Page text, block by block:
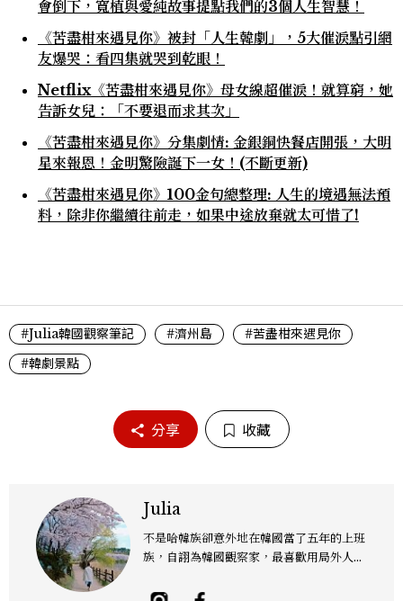
會倒下，寬植與愛純故事提點我們的3個人生智慧！
《苦盡柑來遇見你》被封「人生韓劇」，5大催淚點引網
友爆哭：看四集就哭到乾眼！
Netflix《苦盡柑來遇見你》母女線超催淚！就算窮，她
告訴女兒：「不要退而求其次」
《苦盡柑來遇見你》分集劇情: 金銀銅快餐店開張，大明
星來報恩！金明驚險誕下一女！(不斷更新)
《苦盡柑來遇見你》100金句總整理: 人生的境遇無法預
料，除非你繼續往前走，如果中途放棄就太可惜了!
#Julia韓國觀察筆記 #濟州島
#苦盡柑來遇見你
#韓劇景點
分享 收藏
Julia
不是哈韓族卻意外地在韓國當了五年的上班
族，自詡為韓國觀察家，最喜歡用局外人的